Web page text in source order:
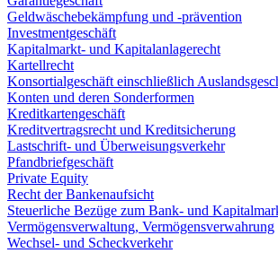
Geldwäschebekämpfung und -prävention
Investmentgeschäft
Kapitalmarkt- und Kapitalanlagerecht
Kartellrecht
Konsortialgeschäft einschließlich
Konten und deren Sonderformen
Kreditkartengeschäft
Kreditvertragsrecht und Kreditsicherung
Lastschrift- und Überweisungsverkehr
Pfandbriefgeschäft
Private Equity
Recht der Bankenaufsicht
Steuerliche Bezüge zum Bank- und
Vermögensverwaltung, Vermögensverwahrung
Wechsel- und Scheckverkehr